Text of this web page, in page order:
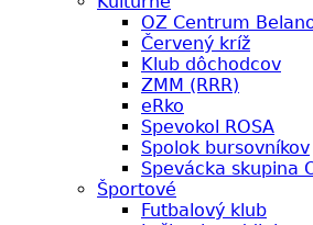
OZ Centrum
Červený kríž
Klub dôchodcov
ZMM (RRR)
eRko
Spevokol ROSA
Spolok bursovníkov
Spevácka skupina
Športové
Futbalový klub